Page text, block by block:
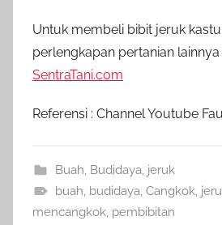
Untuk membeli bibit jeruk
perlengkapan pertanian
SentraTani.com
Referensi : Channel Youtube
Buah, Budidaya, jeruk
buah, budidaya, Cangkok,
mencangkok, pembibitan